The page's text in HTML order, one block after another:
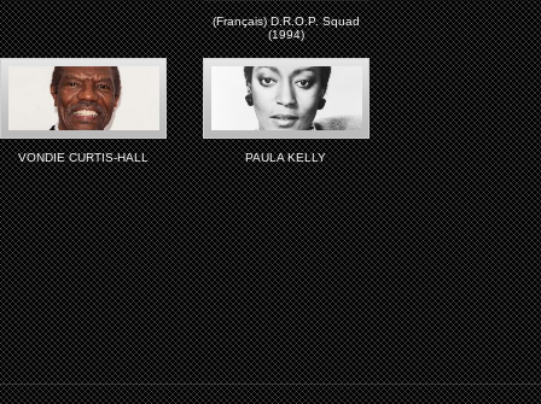
(Français) D.R.O.P. Squad
(1994)
VONDIE CURTIS-HALL PAULA KELLY